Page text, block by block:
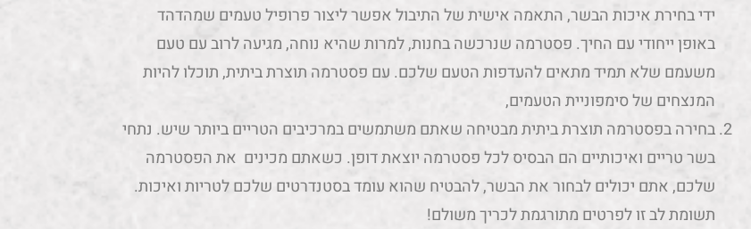
ידי בחירת איכות הבשר, התאמה אישית של התיבול אפשר ליצור פרופיל טעמים שמהדהד
באופן ייחודי עם החיך. פסטרמה שנרכשה בחנות, למרות שהיא נוחה, מגיעה לרוב עם טעם
משעמם שלא תמיד מתאים להעדפות הטעם שלכם. עם פסטרמה תוצרת ביתית, תוכלו להיות
המנצחים של סימפוניית הטעמים,
בחירה בפסטרמה תוצרת ביתית מבטיחה שאתם משתמשים במרכיבים הטריים ביותר שיש. נתחי
בשר טריים ואיכותיים הם הבסיס לכל פסטרמה יוצאת דופן. כשאתם מכינים את הפסטרמה
שלכם, אתם יכולים לבחור את הבשר, להבטיח שהוא עומד בסטנדרטים שלכם לטריות ואיכות.
תשומת לב זו לפרטים מתורגמת לכריך משולם!